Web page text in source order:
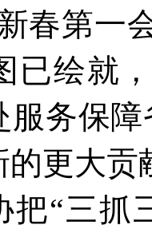
春第一
已绘就
服务保
的更大贡
三抓三